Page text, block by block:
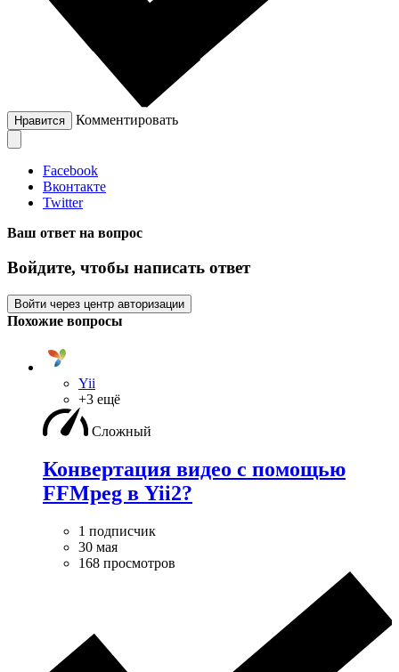
Нравится Комментировать
Facebook
Вконтакте
Twitter
Ваш ответ на вопрос
Войдите, чтобы написать ответ
Войти через центр авторизации
Похожие вопросы
Yii
+3 ещё
Сложный
Конвертация видео с помощью
FFMpeg в Yii2?
1 подписчик
30 мая
168 просмотров